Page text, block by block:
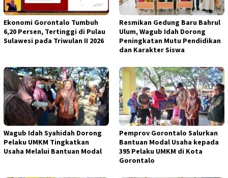
Ekonomi Gorontalo Tumbuh
6,20 Persen, Tertinggi di Pulau
Sulawesi pada Triwulan II 2026
Resmikan Gedung Baru Bahrul
Ulum, Wagub Idah Dorong
Peningkatan Mutu Pendidikan
dan Karakter Siswa
Wagub Idah Syahidah Dorong
Pelaku UMKM Tingkatkan
Usaha Melalui Bantuan Modal
Pemprov Gorontalo Salurkan
Bantuan Modal Usaha kepada
395 Pelaku UMKM di Kota
Gorontalo